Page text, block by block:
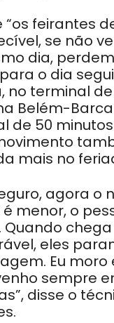
“os feirantes
se não
dia,
o dia
no terminal
Belém-
de 50
mais no
agora o
menor, o
Quando
eles
Eu moro
sempre
disse o